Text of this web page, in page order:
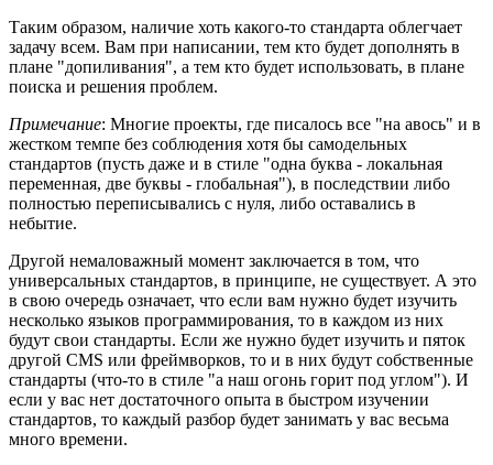
Таким образом, наличие хоть какого-то стандарта облегчает
задачу всем. Вам при написании, тем кто будет дополнять в
плане "допиливания", а тем кто будет использовать, в плане
поиска и решения проблем.
Примечание: Многие проекты, где писалось все "на авось" и в
жестком темпе без соблюдения хотя бы самодельных
стандартов (пусть даже и в стиле "одна буква - локальная
переменная, две буквы - глобальная"), в последствии либо
полностью переписывались с нуля, либо оставались в
небытие.
Другой немаловажный момент заключается в том, что
универсальных стандартов, в принципе, не существует. А это
в свою очередь означает, что если вам нужно будет изучить
несколько языков программирования, то в каждом из них
будут свои стандарты. Если же нужно будет изучить и пяток
другой CMS или фреймворков, то и в них будут собственные
стандарты (что-то в стиле "а наш огонь горит под углом"). И
если у вас нет достаточного опыта в быстром изучении
стандартов, то каждый разбор будет занимать у вас весьма
много времени.